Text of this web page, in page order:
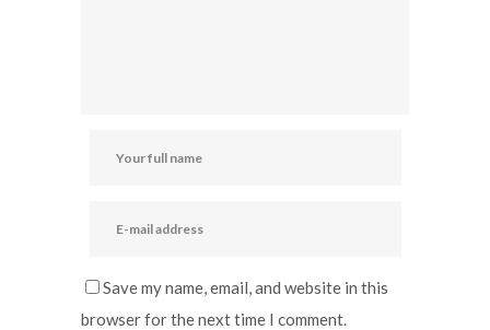
Save my name, email, and website in this
browser for the next time I comment.